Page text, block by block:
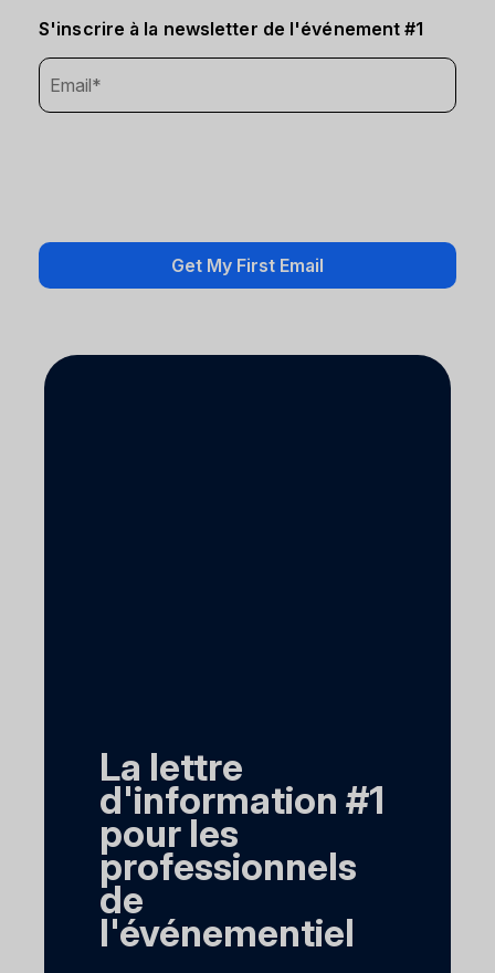
S'inscrire à la newsletter de l'événement #1
La lettre
d'information #1
pour les
professionnels
de
l'événementiel